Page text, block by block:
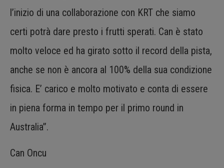
l’inizio di una collaborazione con KRT che siamo
certi potrà dare presto i frutti sperati. Can è stato
molto veloce ed ha girato sotto il record della pista,
anche se non è ancora al 100% della sua condizione
fisica. E’ carico e molto motivato e conta di essere
in piena forma in tempo per il primo round in
Australia”.
Can Oncu